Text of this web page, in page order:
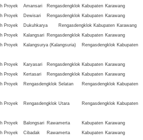
Proyek
Amansari Rengasdengklok Kabupaten Karawang
Proyek
Dewisari Rengasdengklok Kabupaten Karawang
Proyek
Dukuhkarya Rengasdengklok Kabupaten Karawang
Proyek
Kalangsari Rengasdengklok Kabupaten Karawang
Proyek
Kalangsurya (Kalangsuria) Rengasdengklok Kabupaten
Proyek
Karyasari Rengasdengklok Kabupaten Karawang
Proyek
Kertasari Rengasdengklok Kabupaten Karawang
Proyek
Rengasdengklok Selatan Rengasdengklok Kabupaten
Proyek
Rengasdengklok Utara Rengasdengklok Kabupaten
Proyek
Balongsari Rawamerta Kabupaten Karawang
Proyek
Cibadak Rawamerta Kabupaten Karawang